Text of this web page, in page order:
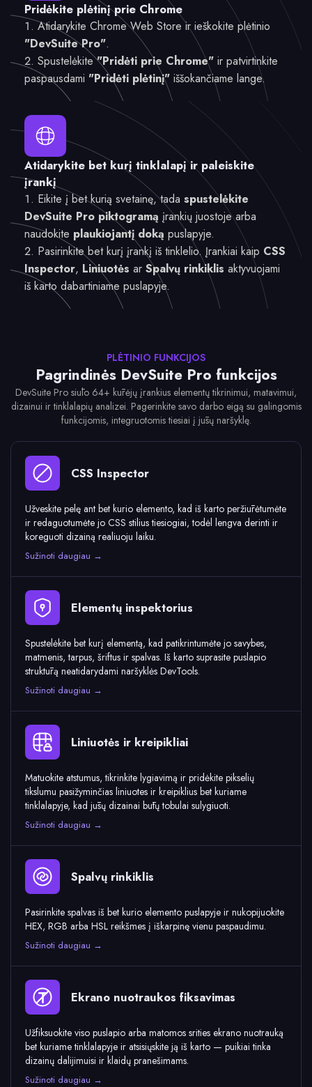
Pridėkite plėtinį prie Chrome
Atidarykite Chrome Web Store ir ieškokite plėtinio
"DevSuite Pro".
Spustelėkite"Pridėti prie Chrome" ir patvirtinkite
paspausdami "Pridėti plėtinį" iššokančiame lange.
Atidarykite bet kurį tinklalapį ir paleiskite
įrankį
Eikite į bet kurią svetainę, tada spustelėkite
DevSuite Pro piktogramą įrankių juostoje arba
naudokite plaukiojantį doką puslapyje.
Pasirinkite bet kurį įrankį iš tinklelio. Įrankiai kaip CSS
Inspector, Liniuotės ar Spalvų rinkiklis aktyvuojami
iš karto dabartiniame puslapyje.
PLĖTINIO FUNKCIJOS
Pagrindinės DevSuite Pro funkcijos
DevSuite Pro siūlo 64+ kūrėjų įrankius elementų tikrinimui, matavimui,
dizainui ir tinklalapių analizei. Pagerinkite savo darbo eigą su galingomis
funkcijomis, integruotomis tiesiai į jūsų naršyklę.
CSS Inspector
Užveskite pelę ant bet kurio elemento, kad iš karto peržiūrėtumėte
ir redaguotumėte jo CSS stilius tiesiogiai, todėl lengva derinti ir
koreguoti dizainą realiuoju laiku.
Sužinoti daugiau →
Elementų inspektorius
Spustelėkite bet kurį elementą, kad patikrintumėte jo savybes,
matmenis, tarpus, šriftus ir spalvas. Iš karto suprasite puslapio
struktūrą neatidarydami naršyklės DevTools.
Sužinoti daugiau →
Liniuotės ir kreipikliai
Matuokite atstumus, tikrinkite lygiavimą ir pridėkite pikselių
tikslumu pasižyminčias liniuotes ir kreipiklius bet kuriame
tinklalapyje, kad jūsų dizainai būtų tobulai sulygiuoti.
Sužinoti daugiau →
Spalvų rinkiklis
Pasirinkite spalvas iš bet kurio elemento puslapyje ir nukopijuokite
HEX, RGB arba HSL reikšmes į iškarpinę vienu paspaudimu.
Sužinoti daugiau →
Ekrano nuotraukos fiksavimas
Užfiksuokite viso puslapio arba matomos srities ekrano nuotrauką
bet kuriame tinklalapyje ir atsisiųskite ją iš karto — puikiai tinka
dizainų dalijimuisi ir klaidų pranešimams.
Sužinoti daugiau →